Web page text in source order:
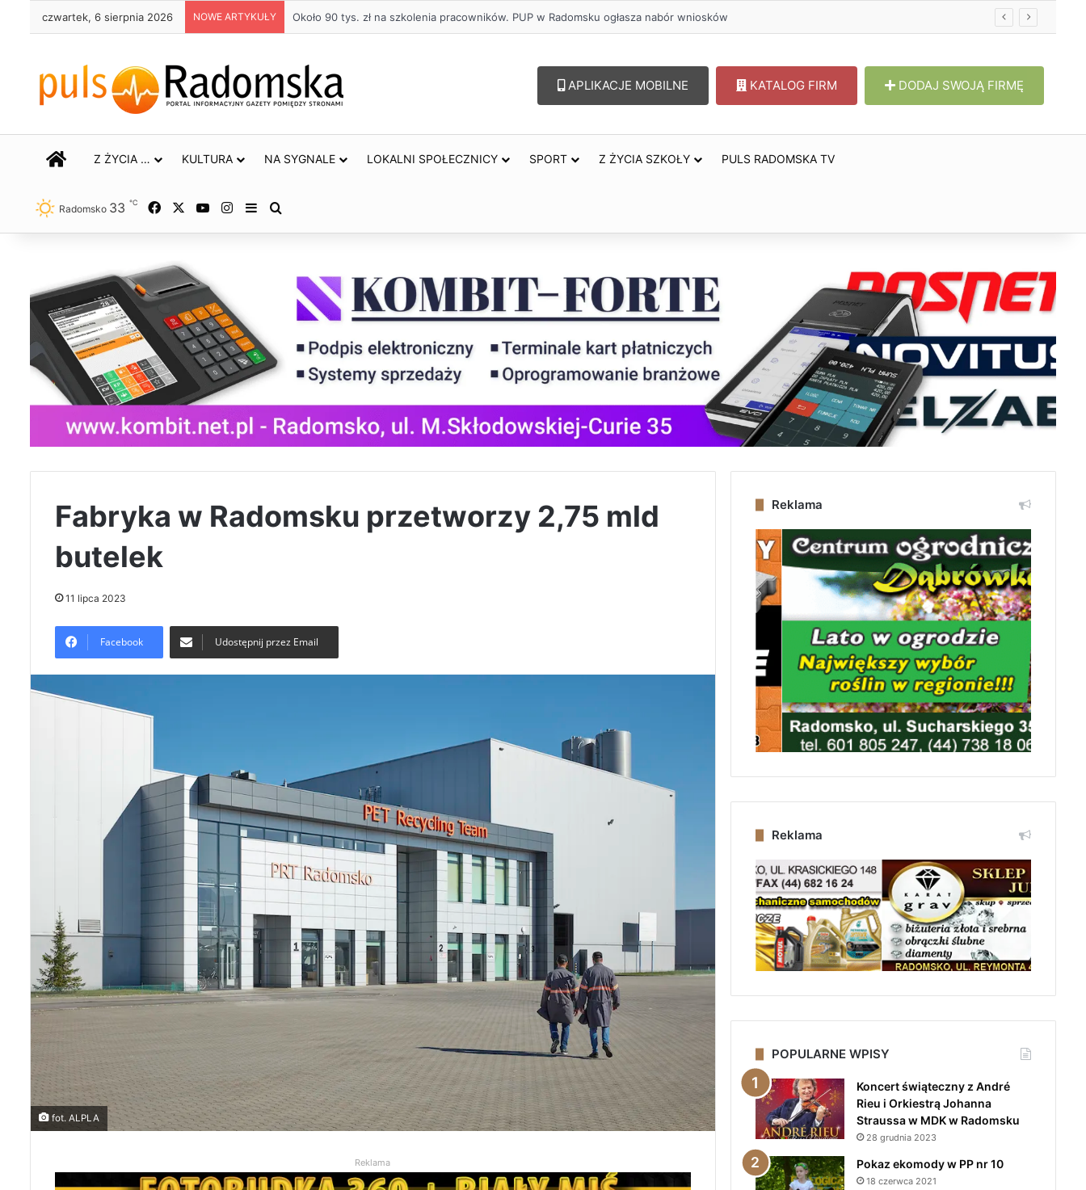
czwartek, 6 sierpnia 2026 NOWE ARTYKUŁY Życie bez alkoholu – lepszy wybór. Radomsko włącza się w Miesiąc Trzeźwości
APLIKACJE MOBILNE KATALOG FIRM DODAJ SWOJĄ FIRMĘ
STRONA GŁÓWNA
Z ŻYCIA … KULTURA NA SYGNALE LOKALNI SPOŁECZNICY SPORT Z ŻYCIA SZKOŁY PULS RADOMSKA TV
Radomsko 33 ℃ Facebook YouTubeInstagram
Sidebar
Fabryka w Radomsku przetworzy 2,75 mld
butelek
11 lipca 2023
Facebook Udostępnij przez Email
fot. ALPLA
Reklama
Reklama
Reklama
POPULARNE WPISY
Koncert świąteczny z André
Rieu i Orkiestrą Johanna
Straussa w MDK w Radomsku
28 grudnia 2023
Pokaz ekomody w PP nr 10
18 czerwca 2021